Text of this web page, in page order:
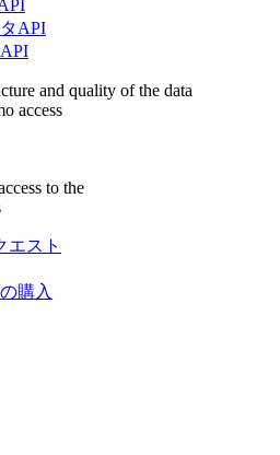
API
and quality of the data
access
to the
エスト
購入